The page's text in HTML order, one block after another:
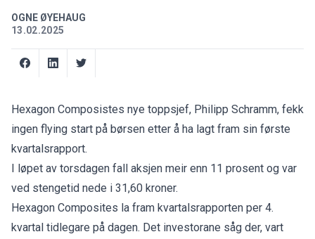
OGNE ØYEHAUG
13.02.2025
Hexagon Composistes nye toppsjef, Philipp Schramm, fekk
ingen flying start på børsen etter å ha lagt fram sin første
kvartalsrapport.
I løpet av torsdagen fall aksjen meir enn 11 prosent og var
ved stengetid nede i 31,60 kroner.
Hexagon Composites la fram kvartalsrapporten per 4.
kvartal tidlegare på dagen. Det investorane såg der, vart